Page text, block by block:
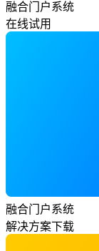
融合门户系统
在线试用
融合门户系统
解决方案下载